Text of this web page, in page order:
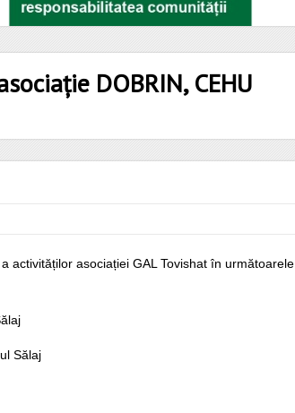
DOBRIN, CEHU
activităților asociației GAL Tovishat în următoarele
Sălaj